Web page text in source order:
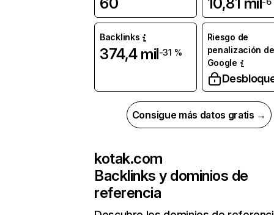
Backlinks
374,4 mil-31 %
Riesgo de
penalización de
Google
Consigue más datos gratis →
kotak.com
Backlinks y dominios de
referencia